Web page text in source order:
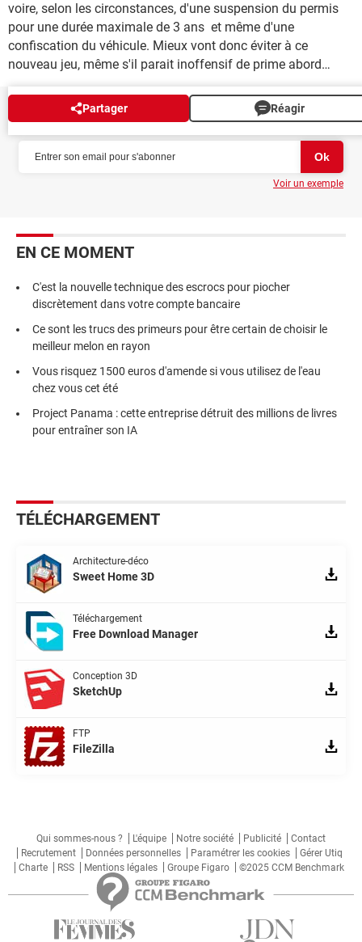
voire, selon les circonstances, d'une suspension du permis
pour une durée maximale de 3 ans et même d'une
confiscation du véhicule. Mieux vont donc éviter à ce
nouveau jeu, même s'il parait inoffensif de prime abord…
Partager Réagir
NEWSLETTER
Voir un exemple
EN CE MOMENT
C'est la nouvelle technique des escrocs pour piocher
discrètement dans votre compte bancaire
Ce sont les trucs des primeurs pour être certain de choisir le
meilleur melon en rayon
Vous risquez 1500 euros d'amende si vous utilisez de l'eau
chez vous cet été
Project Panama : cette entreprise détruit des millions de livres
pour entraîner son IA
TÉLÉCHARGEMENT
Architecture-déco
Sweet Home 3D
Téléchargement
Free Download Manager
Conception 3D
SketchUp
FTP
FileZilla
Qui sommes-nous ? L'équipe Notre société Publicité
Contact
Recrutement
Données personnelles Paramétrer les cookies
Gérer Utiq
Charte
RSS Mentions légales Groupe Figaro ©2025 CCM Benchmark